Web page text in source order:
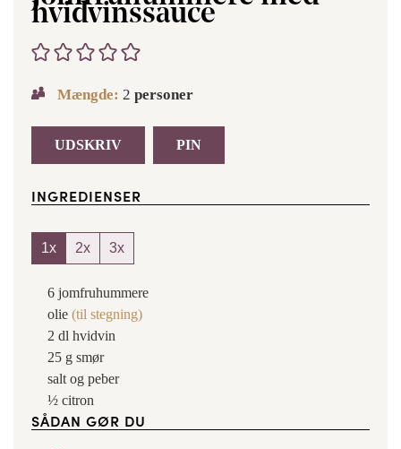
hvidvinssauce
Mængde: 2 personer
UDSKRIV PIN
INGREDIENSER
1x 2x 3x
6 jomfruhummere
olie (til stegning)
2 dl hvidvin
25 g smør
salt og peber
½ citron
SÅDAN GØR DU